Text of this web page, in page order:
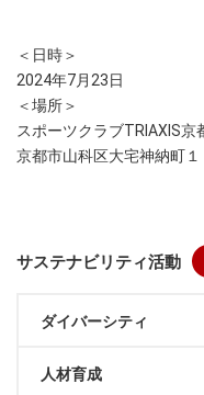
＜日時＞
2024年7月23日
＜場所＞
スポーツクラブTRIAXIS京
京都市山科区大宅神納町１
サステナビリティ活動
ダイバーシティ
人材育成